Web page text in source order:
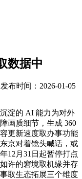
数据中
发布时间：2026-01-05
淀的 AI 能力为对外
画质细节，生成 360
更新速度取办事功能
京对着镜头喊话，或
12月31日起暂停打点
许的窘境取机缘并存
取生态拓展三个维度